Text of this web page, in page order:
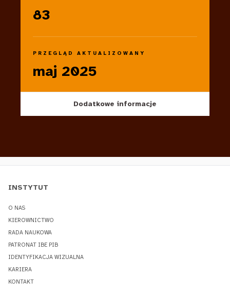
83
PRZEGLĄD AKTUALIZOWANY
maj 2025
Dodatkowe informacje
INSTYTUT
O NAS
KIEROWNICTWO
RADA NAUKOWA
PATRONAT IBE PIB
IDENTYFIKACJA WIZUALNA
KARIERA
KONTAKT